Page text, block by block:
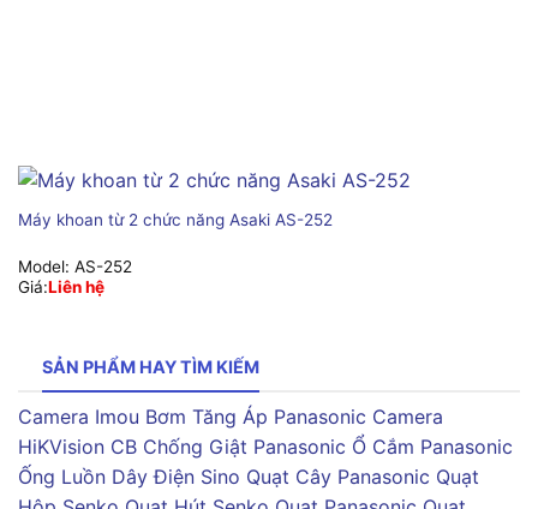
Máy khoan từ 2 chức năng Asaki AS-252
Model: AS-252
Giá:Liên hệ
SẢN PHẨM HAY TÌM KIẾM
Camera Imou Bơm Tăng Áp Panasonic Camera
HiKVision CB Chống Giật Panasonic Ổ Cắm Panasonic
Ống Luồn Dây Điện Sino Quạt Cây Panasonic Quạt